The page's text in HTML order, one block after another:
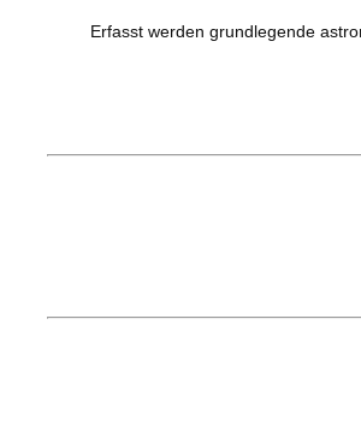
Erfasst werden grundlegende